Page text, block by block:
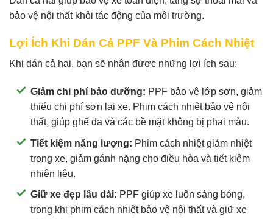
bảo vệ nội thất khỏi tác động của môi trường.
Lợi Ích Khi Dán Cả PPF Và Phim Cách Nhiệt
Khi dán cả hai, bạn sẽ nhận được những lợi ích sau:
Giảm chi phí bảo dưỡng: PPF bảo vệ lớp sơn, giảm
thiểu chi phí sơn lại xe. Phim cách nhiệt bảo vệ nội
thất, giúp ghế da và các bề mặt không bị phai màu.
Tiết kiệm năng lượng: Phim cách nhiệt giảm nhiệt
trong xe, giảm gánh nặng cho điều hòa và tiết kiệm
nhiên liệu.
Giữ xe đẹp lâu dài: PPF giúp xe luôn sáng bóng,
trong khi phim cách nhiệt bảo vệ nội thất và giữ xe